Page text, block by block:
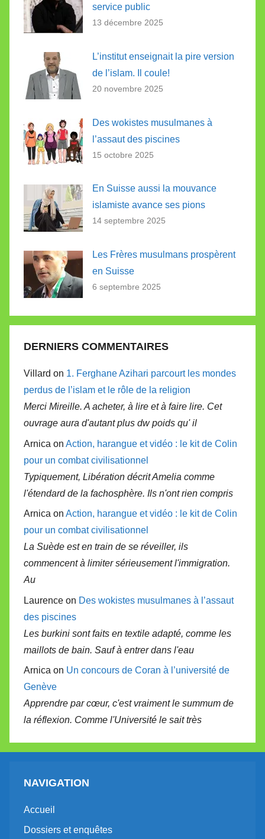
service public
13 décembre 2025
L’institut enseignait la pire version
de l’islam. Il coule!
20 novembre 2025
Des wokistes musulmanes à
l’assaut des piscines
15 octobre 2025
En Suisse aussi la mouvance
islamiste avance ses pions
14 septembre 2025
Les Frères musulmans prospèrent
en Suisse
6 septembre 2025
DERNIERS COMMENTAIRES
Villard on 1. Ferghane Azihari parcourt les mondes
perdus de l’islam et le rôle de la religion
Merci Mireille. A acheter, à lire et à faire lire. Cet
ouvrage aura d'autant plus dw poids qu' il
Arnica on Action, harangue et vidéo : le kit de Colin
pour un combat civilisationnel
Typiquement, Libération décrit Amelia comme
l'étendard de la fachosphère. Ils n'ont rien compris
Arnica on Action, harangue et vidéo : le kit de Colin
pour un combat civilisationnel
La Suède est en train de se réveiller, ils
commencent à limiter sérieusement l'immigration.
Au
Laurence on Des wokistes musulmanes à l’assaut
des piscines
Les burkini sont faits en textile adapté, comme les
maillots de bain. Sauf à entrer dans l'eau
Arnica on Un concours de Coran à l’université de
Genève
Apprendre par cœur, c'est vraiment le summum de
la réflexion. Comme l'Université le sait très
NAVIGATION
Accueil
Dossiers et enquêtes